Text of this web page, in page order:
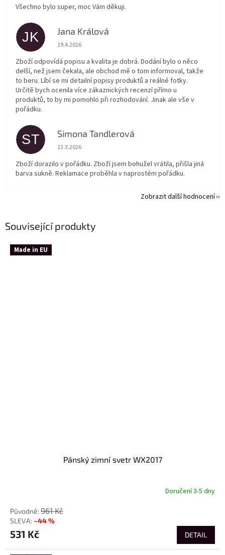
Související produkty
Made in EU
Pánský zimní svetr WX2017
Doručení 3-5 dny
961 Kč
–44 %
531 Kč DETAIL
Všechno bylo super, moc Vám děkuji.
JK Jana Králová
Hodnocení obchodu je 5 z 5 hvězdiček.
19.4.2026
Zboží odpovídá popisu a kvalita je dobrá. Dodání bylo o něco
delší, než jsem čekala, ale obchod mě o tom informoval, takže
to beru. Líbí se mi detailní popisy produktů a reálné fotky.
Určitě bych ocenila více zákaznických recenzí přímo u
produktů, to by mi pomohlo při rozhodování. Jinak ale vše v
pořádku.
ST Simona Tandlerová
Hodnocení obchodu je 5 z 5 hvězdiček.
13.3.2026
Zboží dorazilo v pořádku. Zboží jsem bohužel vrátila, přišla jiná
barva sukně. Reklamace proběhla v naprostém pořádku.
Zobrazit další hodnocení